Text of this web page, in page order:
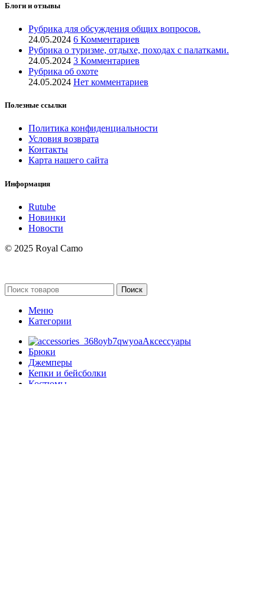
Блоги и отзывы
Рубрика для обсуждения общих вопросов.
24.05.2024 6 Комментариев
Рубрика о туризме, отдыхе, походах с палатками.
24.05.2024 3 Комментариев
Рубрика об охоте
24.05.2024 Нет комментариев
Полезные ссылки
Политика конфиденциальности
Условия возврата
Контакты
Карта нашего сайта
Информация
Rutube
Новинки
Новости
© 2025 Royal Camo
Поиск
Меню
Категории
Аксессуары
Брюки
Джемперы
Кепки и бейсболки
Костюмы